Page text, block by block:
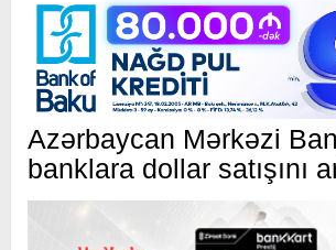
​Azərbaycan Mərkəzi
banklara dollar satışını